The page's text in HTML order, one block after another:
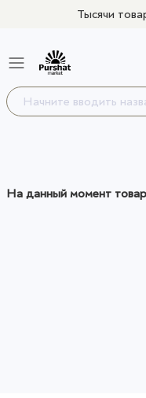
Тысячи
На данный момент